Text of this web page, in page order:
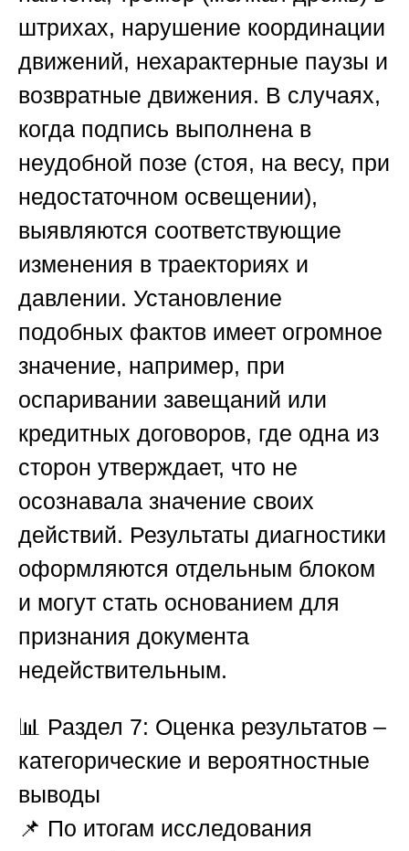
штрихах, нарушение координации
движений, нехарактерные паузы и
возвратные движения. В случаях,
когда подпись выполнена в
неудобной позе (стоя, на весу, при
недостаточном освещении),
выявляются соответствующие
изменения в траекториях и
давлении. Установление
подобных фактов имеет огромное
значение, например, при
оспаривании завещаний или
кредитных договоров, где одна из
сторон утверждает, что не
осознавала значение своих
действий. Результаты диагностики
оформляются отдельным блоком
и могут стать основанием для
признания документа
недействительным.
📊 Раздел 7: Оценка результатов –
категорические и вероятностные
выводы
📌 По итогам исследования